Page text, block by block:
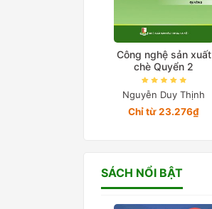
Công nghệ sản xuất
chè Quyển 2
Nguyễn Duy Thịnh
Chỉ từ 23.276₫
SÁCH NỔI BẬT